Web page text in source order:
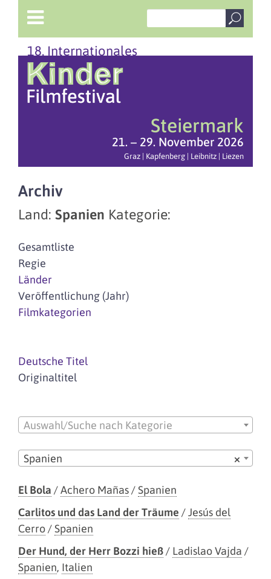
18. Internationales
Steiermark
21. – 29. November 2026
Graz | Kapfenberg | Leibnitz | Liezen
Archiv
Land: Spanien Kategorie:
Gesamtliste
Regie
Länder
Veröffentlichung (Jahr)
Filmkategorien
Deutsche Titel
Originaltitel
Auswahl/Suche nach Kategorie
×
Spanien
El Bola /Achero Mañas/Spanien
Carlitos und das Land der Träume /Jesús del
Cerro/Spanien
Der Hund, der Herr Bozzi hieß/ Ladislao Vajda /
Spanien, Italien